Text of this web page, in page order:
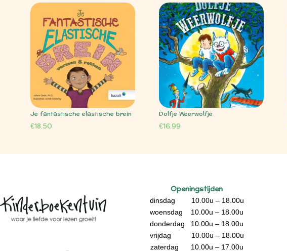
Je fantastische elastische brein
€18.50
Dolfje Weerwolfje
€16.99
Openingstijden
dinsdag 10.00u – 18.00u
woensdag 10.00u – 18.00u
donderdag 10.00u – 18.00u
vrijdag 10.00u – 18.00u
zaterdag 10.00u – 17.00u